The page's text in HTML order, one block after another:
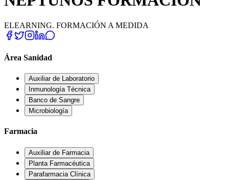
ELEARNING. FORMACIÓN A MEDIDA
Área Sanidad
Auxiliar de Laboratorio
Inmunología Técnica
Banco de Sangre
Microbiología
Farmacia
Auxiliar de Farmacia
Planta Farmacéutica
Parafarmacia Clínica